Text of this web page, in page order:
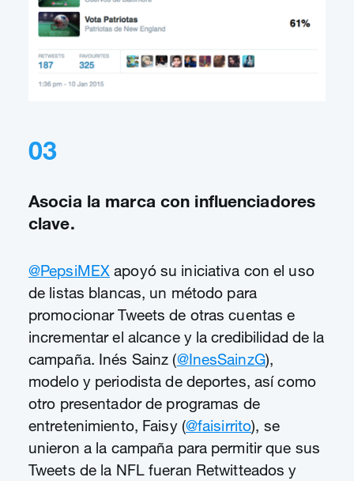
03
Asocia la marca con influenciadores
clave.
@PepsiMEX apoyó su iniciativa con el uso
de listas blancas, un método para
promocionar Tweets de otras cuentas e
incrementar el alcance y la credibilidad de la
campaña. Inés Sainz (@InesSainzG),
modelo y periodista de deportes, así como
otro presentador de programas de
entretenimiento, Faisy (@faisirrito), se
unieron a la campaña para permitir que sus
Tweets de la NFL fueran Retwitteados y